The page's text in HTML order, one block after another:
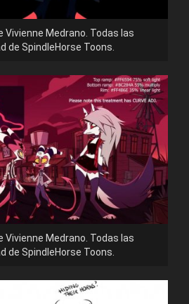
Vivienne Medrano. Todas las
de SpindleHorse Toons.
Vivienne Medrano. Todas las
de SpindleHorse Toons.